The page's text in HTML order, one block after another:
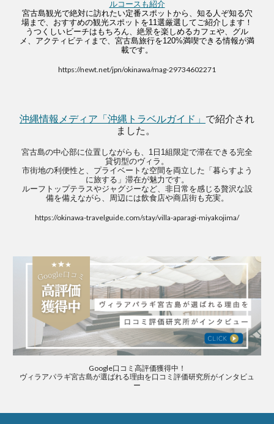
ルコースも紹介
宮古島観光で絶対に訪れたい定番スポットから、知る人ぞ知る穴
場まで、おすすめの観光スポットを11選厳選してご紹介します！
うつくしいビーチはもちろん、絶景を楽しめるカフェや、グル
メ、アクティビティまで、宮古島旅行を120%満喫できる情報が満
載です。
https://newt.net/jpn/okinawa/mag-29734602271
沖縄情報メディア「沖縄トラベルガイド」 で紹介され
ました。
宮古島の中心部に位置しながらも、1日1組限定で滞在できる完全
貸切型のヴィラ。
市街地の利便性と、プライベートな空間を両立した「暮らすよう
に旅する」滞在が魅力です。
ルーフトップテラスやジャグジーなど、非日常を感じる贅沢な設
備を備えながら、周辺には飲食店や商店街も充実。
https://okinawa-travelguide.com/stay/villa-aparagi-miyakojima/
Google口コミ高評価獲得中！
ヴィラアパラギ宮古島が選ばれる理由を口コミ評価研究所がインタビュ
ー